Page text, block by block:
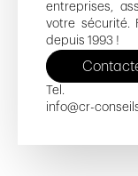
entreprises,
votre sécurité.
depuis 1993 !
Tel.
info@cr-